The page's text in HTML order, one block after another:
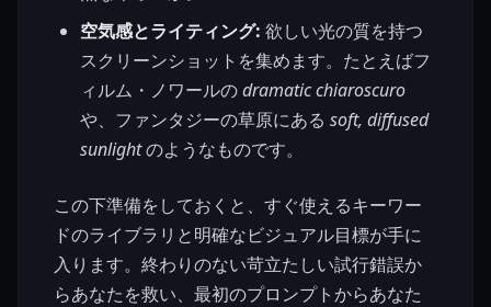
空気感とライティング: 欲しい光の質を持つ
スクリーンショットを集めます。たとえばフ
ィルム・ノワールのdramatic chiaroscuro
や、ファンタジーの草原にある soft, diffused
sunlightのようなものです。
この下準備をしておくと、すぐ使えるキーワー
ドのライブラリと明確なビジュアル目標が手に
入ります。終わりのない苛立たしい試行錯誤か
らあなたを救い、最初のプロンプトからあなた